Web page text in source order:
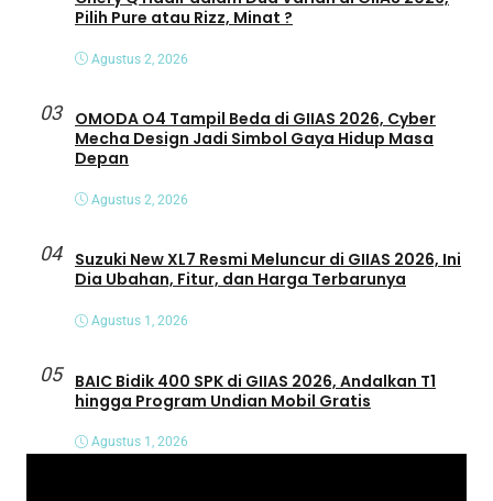
Pilih Pure atau Rizz, Minat ?
Agustus 2, 2026
03
OMODA O4 Tampil Beda di GIIAS 2026, Cyber
Mecha Design Jadi Simbol Gaya Hidup Masa
Depan
Agustus 2, 2026
04
Suzuki New XL7 Resmi Meluncur di GIIAS 2026, Ini
Dia Ubahan, Fitur, dan Harga Terbarunya
Agustus 1, 2026
05
BAIC Bidik 400 SPK di GIIAS 2026, Andalkan T1
hingga Program Undian Mobil Gratis
Agustus 1, 2026